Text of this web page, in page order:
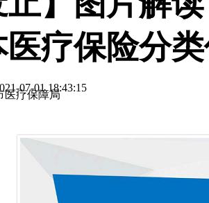
医疗保险分
07-01 18:43:15
医疗保障局